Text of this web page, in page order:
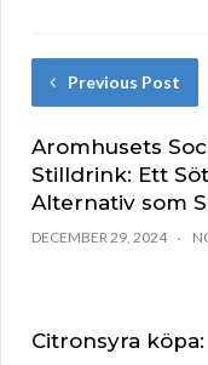
Previous Post
Aromhusets
Stilldrink: Ett
Alternativ som
DECEMBER 29, 2024
Citronsyra